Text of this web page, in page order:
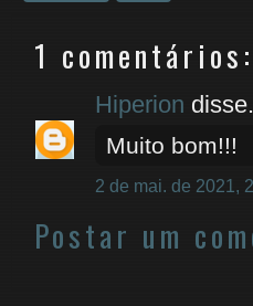
1 comentários:
Hiperion
Muito bom!!!
2 de mai. de 2021,
Postar um